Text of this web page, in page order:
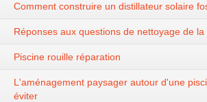
Comment construire un distillateur solaire
Réponses aux questions de nettoyage de
Piscine rouille réparation
L'aménagement paysager autour d'une
éviter